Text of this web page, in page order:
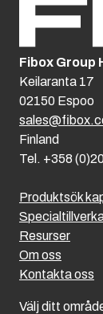
Produktsök
Resurser
Om oss
Kontakta oss
Välj ditt
Fibox Group
Keilaranta 17
02150 Espoo
Finland
Tel. +358